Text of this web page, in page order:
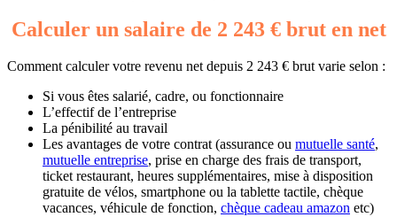
Calculer un salaire de 2 243 € brut en net
Comment calculer votre revenu net depuis 2 243 € brut varie selon :
Si vous êtes salarié, cadre, ou fonctionnaire
L’effectif de l’entreprise
La pénibilité au travail
Les avantages de votre contrat (assurance ou mutuelle santé,
mutuelle entreprise, prise en charge des frais de transport,
ticket restaurant, heures supplémentaires, mise à disposition
gratuite de vélos, smartphone ou la tablette tactile, chèque
vacances, véhicule de fonction, chèque cadeau amazon etc)